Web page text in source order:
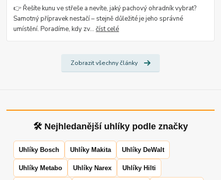
👉 Řešíte kunu ve střeše a nevíte, jaký pachový ohradník vybrat?
Samotný přípravek nestačí – stejně důležité je jeho správné
umístění. Poradíme, kdy zv...číst celé
Zobrazit všechny články
🛠 Nejhledanější uhlíky podle značky
Uhlíky Bosch Uhlíky Makita Uhlíky DeWalt
Uhlíky Metabo Uhlíky Narex Uhlíky Hilti